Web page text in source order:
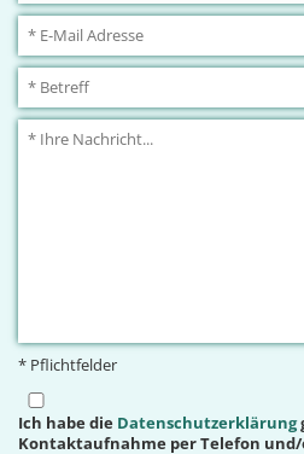
* Pflichtfelder
Ich habe die Datenschutzerklärung
Kontaktaufnahme per Telefon und/